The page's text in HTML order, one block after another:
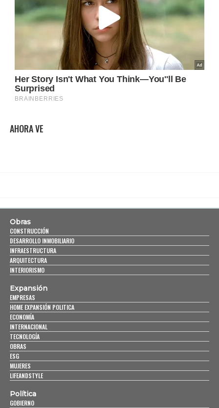
AHORA VE
Obras
CONSTRUCCIÓN
DESARROLLO INMOBILIARIO
INFRAESTRUCTURA
ARQUITECTURA
INTERIORISMO
Expansión
EMPRESAS
HOME EXPANSIÓN POLITICA
ECONOMÍA
INTERNACIONAL
TECNOLOGÍA
OBRAS
ESG
MUJERES
LIFEANDSTYLE
Política
GOBIERNO